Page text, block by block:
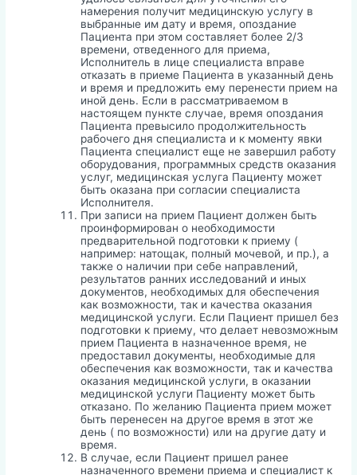
намерения получит медицинскую услугу в
выбранные им дату и время, опоздание
Пациента при этом составляет более 2/3
времени, отведенного для приема,
Исполнитель в лице специалиста вправе
отказать в приеме Пациента в указанный день
и время и предложить ему перенести прием на
иной день. Если в рассматриваемом в
настоящем пункте случае, время опоздания
Пациента превысило продолжительность
рабочего дня специалиста и к моменту явки
Пациента специалист еще не завершил работу
оборудования, программных средств оказания
услуг, медицинская услуга Пациенту может
быть оказана при согласии специалиста
Исполнителя.
При записи на прием Пациент должен быть
проинформирован о необходимости
предварительной подготовки к приему (
например: натощак, полный мочевой, и пр.), а
также о наличии при себе направлений,
результатов ранних исследований и иных
документов, необходимых для обеспечения
как возможности, так и качества оказания
медицинской услуги. Если Пациент пришел без
подготовки к приему, что делает невозможным
прием Пациента в назначенное время, не
предоставил документы, необходимые для
обеспечения как возможности, так и качества
оказания медицинской услуги, в оказании
медицинской услуги Пациенту может быть
отказано. По желанию Пациента прием может
быть перенесен на другое время в этот же
день ( по возможности) или на другие дату и
время.
В случае, если Пациент пришел ранее
назначенного времени приема и специалист к